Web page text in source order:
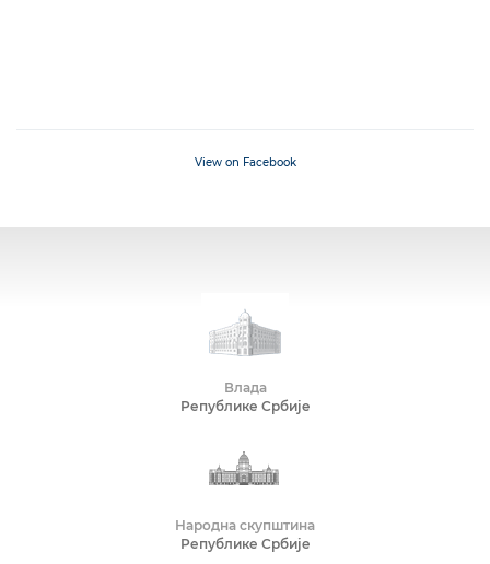
View on Facebook
Влада
Републике Србије
Народна скупштина
Републике Србије